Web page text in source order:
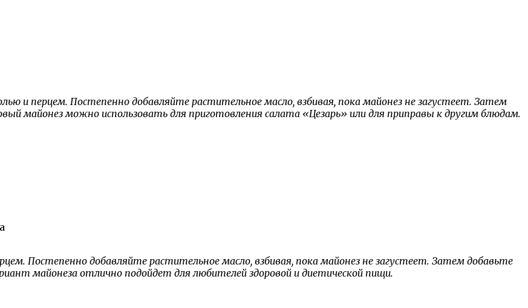
и перцем. Постепенно добавляйте растительное масло, взбивая, пока майонез не загустеет. Затем
майонез можно использовать для приготовления салата «Цезарь» или для приправы к другим блюдам.
Постепенно добавляйте растительное масло, взбивая, пока майонез не загустеет. Затем добавьте
майонеза отлично подойдет для любителей здоровой и диетической пищи.